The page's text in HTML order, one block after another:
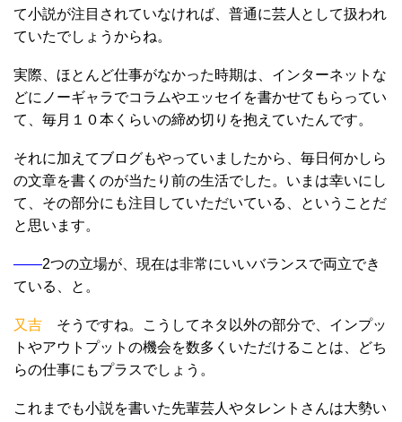
て小説が注目されていなければ、普通に芸人として扱われ
ていたでしょうからね。
実際、ほとんど仕事がなかった時期は、インターネットな
どにノーギャラでコラムやエッセイを書かせてもらってい
て、毎月１０本くらいの締め切りを抱えていたんです。
それに加えてブログもやっていましたから、毎日何かしら
の文章を書くのが当たり前の生活でした。いまは幸いにし
て、その部分にも注目していただいている、ということだ
と思います。
――2つの立場が、現在は非常にいいバランスで両立でき
ている、と。
又吉 そうですね。こうしてネタ以外の部分で、インプッ
トやアウトプットの機会を数多くいただけることは、どち
らの仕事にもプラスでしょう。
これまでも小説を書いた先輩芸人やタレントさんは大勢い